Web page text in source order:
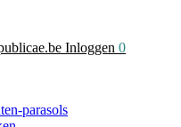
Inloggen 0
parasols